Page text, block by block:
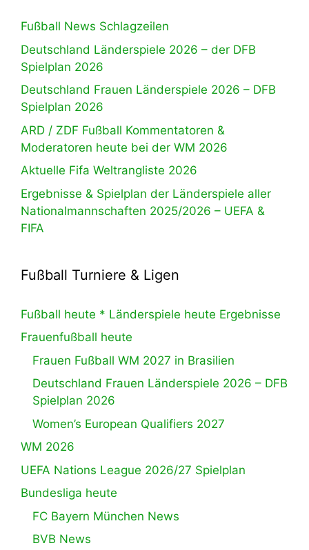
Fußball News Schlagzeilen
Deutschland Länderspiele 2026 – der DFB
Spielplan 2026
Deutschland Frauen Länderspiele 2026 – DFB
Spielplan 2026
ARD / ZDF Fußball Kommentatoren &
Moderatoren heute bei der WM 2026
Aktuelle Fifa Weltrangliste 2026
Ergebnisse & Spielplan der Länderspiele aller
Nationalmannschaften 2025/2026 – UEFA &
FIFA
Fußball Turniere & Ligen
Fußball heute * Länderspiele heute Ergebnisse
Frauenfußball heute
Frauen Fußball WM 2027 in Brasilien
Deutschland Frauen Länderspiele 2026 – DFB
Spielplan 2026
Women’s European Qualifiers 2027
WM 2026
UEFA Nations League 2026/27 Spielplan
Bundesliga heute
FC Bayern München News
BVB News